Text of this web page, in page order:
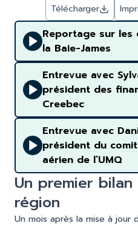
Télécharger
Reportage sur les
la Baie-James
Entrevue avec
président des
Creebec
Entrevue avec
président du
aérien de l’UMQ
Un premier
région
Un mois après la mise à jour